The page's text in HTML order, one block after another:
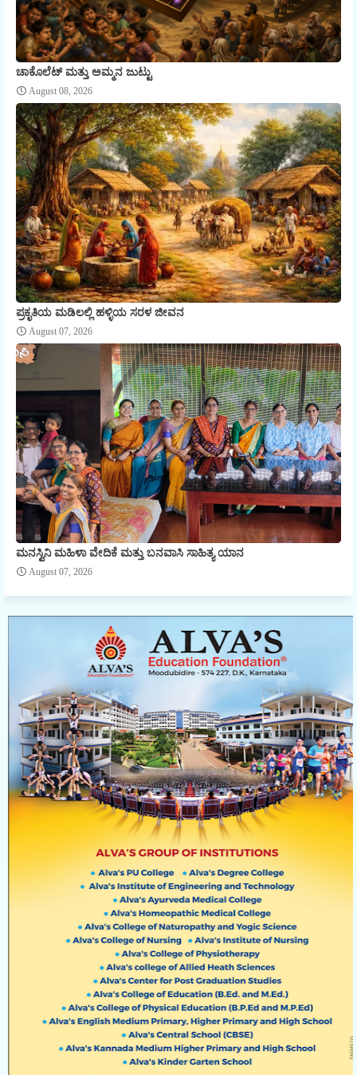
ಚಾಕೊಲೆಟ್ ಮತ್ತು ಅಮ್ಮನ ಜುಟ್ಟು
August 08, 2026
ಪ್ರಕೃತಿಯ ಮಡಿಲಲ್ಲಿ ಹಳ್ಳಿಯ ಸರಳ ಜೀವನ
August 07, 2026
ಮನಸ್ವಿನಿ ಮಹಿಳಾ ವೇದಿಕೆ ಮತ್ತು ಬನವಾಸಿ ಸಾಹಿತ್ಯ ಯಾನ
August 07, 2026